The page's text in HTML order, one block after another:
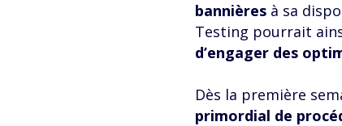
bannières à sa
Testing pourrait
d’engager des
Dès la première
primordial de